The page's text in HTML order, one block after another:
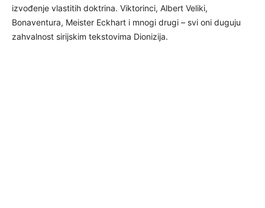
izvođenje vlastitih doktrina. Viktorinci, Albert Veliki,
Bonaventura, Meister Eckhart i mnogi drugi – svi oni duguju
zahvalnost sirijskim tekstovima Dionizija.